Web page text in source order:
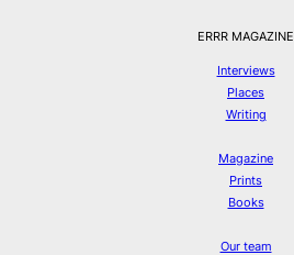
ERRR MAGAZINE
Interviews
Places
Writing
Magazine
Prints
Books
Our team